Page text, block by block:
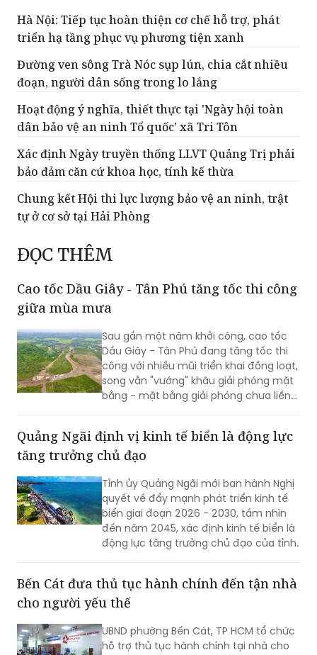
Hà Nội: Tiếp tục hoàn thiện cơ chế hỗ trợ, phát
triển hạ tầng phục vụ phương tiện xanh
Đường ven sông Trà Nóc sụp lún, chia cắt nhiều
đoạn, người dân sống trong lo lắng
Hoạt động ý nghĩa, thiết thực tại 'Ngày hội toàn
dân bảo vệ an ninh Tổ quốc' xã Tri Tôn
Xác định Ngày truyền thống LLVT Quảng Trị phải
bảo đảm căn cứ khoa học, tính kế thừa
Chung kết Hội thi lực lượng bảo vệ an ninh, trật
tự ở cơ sở tại Hải Phòng
ĐỌC THÊM
Cao tốc Dầu Giây - Tân Phú tăng tốc thi công
giữa mùa mưa
Sau gần một năm khởi công, cao tốc
Dầu Giây - Tân Phú đang tăng tốc thi
công với nhiều mũi triển khai đồng loạt,
song vẫn "vướng" khâu giải phóng mặt
bằng - mặt bằng giải phóng chưa liền
Quảng Ngãi định vị kinh tế biển là động lực
tăng trưởng chủ đạo
Tỉnh ủy Quảng Ngãi mới ban hành Nghị
quyết về đẩy mạnh phát triển kinh tế
biển giai đoạn 2026 - 2030, tầm nhìn
đến năm 2045, xác định kinh tế biển là
động lực tăng trưởng chủ đạo của tỉnh.
Bến Cát đưa thủ tục hành chính đến tận nhà
cho người yếu thế
UBND phường Bến Cát, TP HCM tổ chức
hỗ trợ thủ tục hành chính tại nhà cho